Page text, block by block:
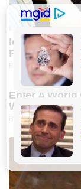
Iconic '90s
Forget
BRAINBERRIES
Enter A
Where
BRAINBERRIES